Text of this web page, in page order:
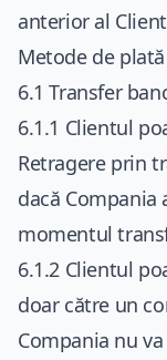
anterior al
Metode de
6.1 Transfer
6.1.1 Clientul
Retragere prin
dacă Compania
momentul
6.1.2 Clientul
doar către un
Compania nu